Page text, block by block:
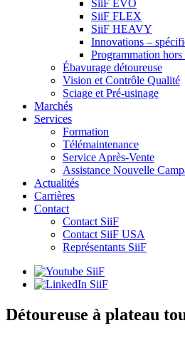
SiiF EVO
SiiF FLEX
SiiF HEAVY
Innovations –
Programmation
Ébavurage détoureuse
Vision et Contrôle Qualité
Sciage et Pré-usinage
Marchés
Services
Formation
Télémaintenance
Service Après-Vente
Assistance Nouvelle
Actualités
Carrières
Contact
Contact SiiF
Contact SiiF USA
Représentants SiiF
Détoureuse à plateau